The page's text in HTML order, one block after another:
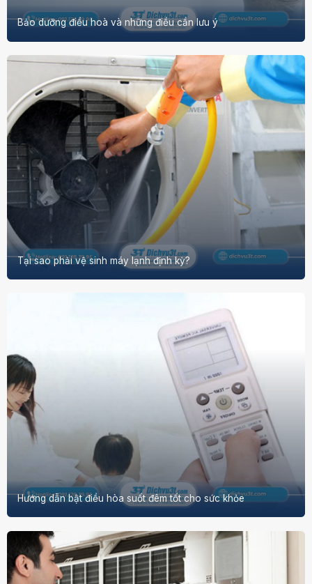
Bảo dưỡng điều hoà và những điều cần lưu ý
Tại sao phải vệ sinh máy lạnh định kỳ?
Hướng dẫn bật điều hòa suốt đêm tốt cho sức khỏe